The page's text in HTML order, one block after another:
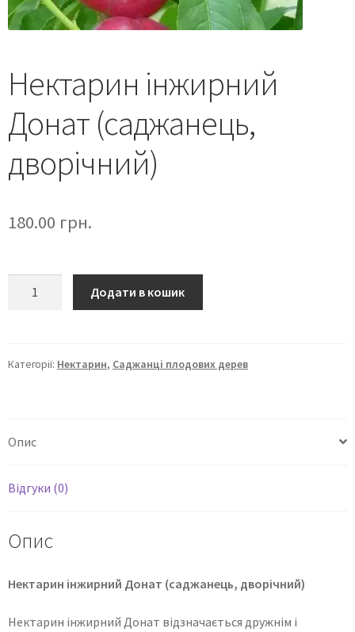
Нектарин інжирний
Донат (саджанець,
дворічний)
180.00 грн.
Додати в кошик
Категорії: Нектарин, Саджанці плодових дерев
Опис
Відгуки (0)
Опис
Нектарин інжирний Донат (саджанець, дворічний)
Нектарин інжирний Донат відзначається дружнім і